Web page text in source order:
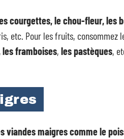
courgettes, le chou-fleur, les
etc. Pour les fruits, consommez
les framboises, les pastèques,
viandes maigres comme le